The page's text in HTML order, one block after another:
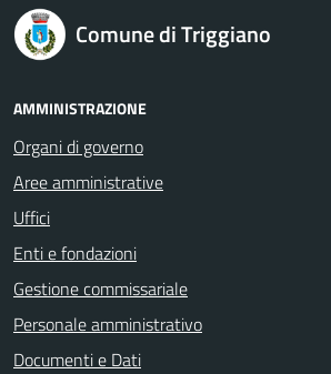
Comune di Triggiano
AMMINISTRAZIONE
Organi di governo
Aree amministrative
Uffici
Enti e fondazioni
Gestione commissariale
Personale amministrativo
Documenti e Dati